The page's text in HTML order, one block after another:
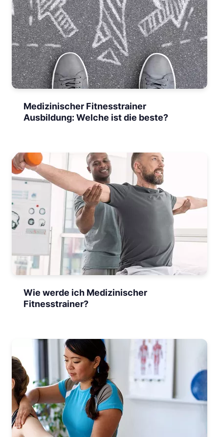
Medizinischer Fitnesstrainer
Ausbildung: Welche ist die beste?
Wie werde ich Medizinischer
Fitnesstrainer?